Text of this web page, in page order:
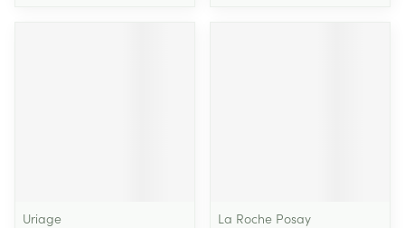
Uriage
La Roche Posay